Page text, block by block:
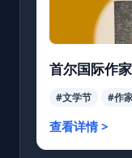
首尔国际作
#文学节 #作
查看详情 >